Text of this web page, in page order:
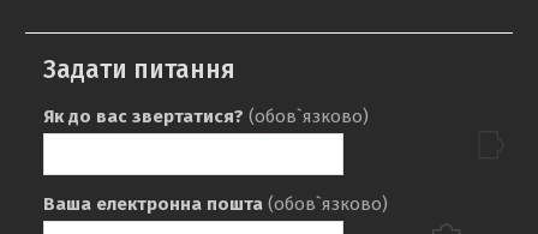
Задати питання
Як до вас звертатися? (обов`язково)
Ваша електронна пошта (обов`язково)